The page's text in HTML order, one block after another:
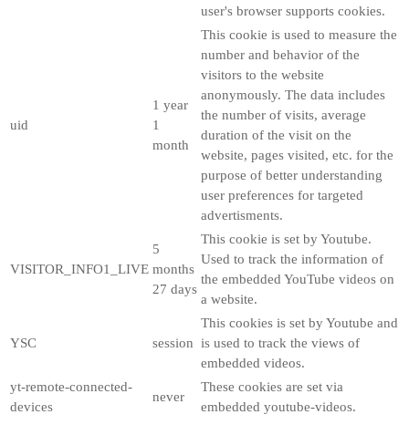
user's browser supports cookies.
uid
1 year
1
month
This cookie is used to measure the
number and behavior of the
visitors to the website
anonymously. The data includes
the number of visits, average
duration of the visit on the
website, pages visited, etc. for the
purpose of better understanding
user preferences for targeted
advertisments.
VISITOR_INFO1_LIVE
5
months
27 days
This cookie is set by Youtube.
Used to track the information of
the embedded YouTube videos on
a website.
YSC session
This cookies is set by Youtube and
is used to track the views of
embedded videos.
yt-remote-connected-
devices
never
These cookies are set via
embedded youtube-videos.